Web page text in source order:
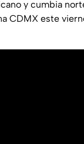
y cumbia
CDMX este